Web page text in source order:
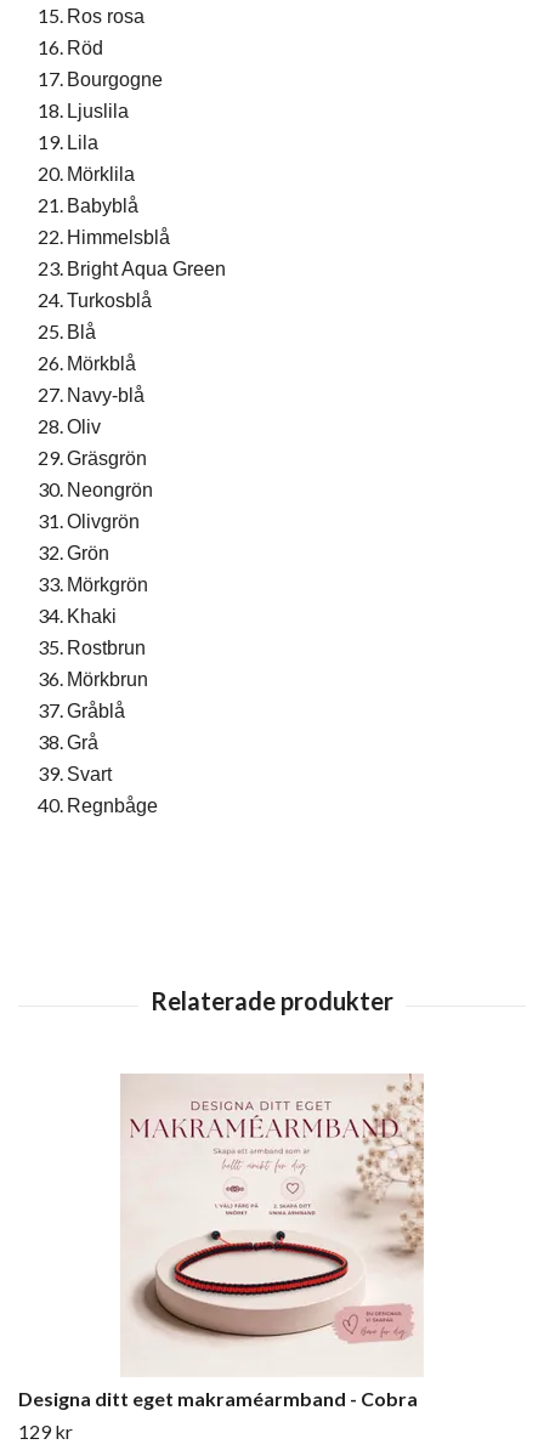
Ros rosa
Röd
Bourgogne
Ljuslila
Lila
Mörklila
Babyblå
Himmelsblå
Bright Aqua Green
Turkosblå
Blå
Mörkblå
Navy-blå
Oliv
Gräsgrön
Neongrön
Olivgrön
Grön
Mörkgrön
Khaki
Rostbrun
Mörkbrun
Gråblå
Grå
Svart
Regnbåge
Designa ditt eget makraméarmband - Cobra
129 kr